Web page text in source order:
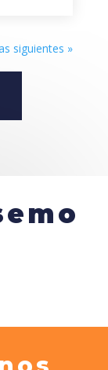
siguientes »